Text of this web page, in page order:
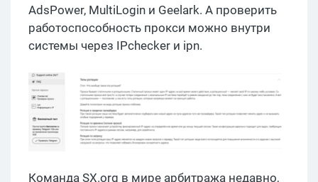
AdsPower, MultiLogin и Geelark. А проверить
работоспособность прокси можно внутри
системы через IPchecker и ipn.
Команда SX.org в мире арбитража недавно,